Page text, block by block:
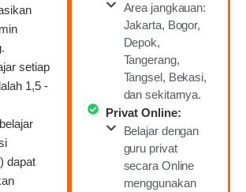
setiap
1,5 -
dapat
Area jangkauan:
Jakarta, Bogor,
Depok,
Tangerang,
Tangsel, Bekasi,
dan sekitarnya.
Privat Online:
Belajar dengan
guru privat
secara Online
menggunakan